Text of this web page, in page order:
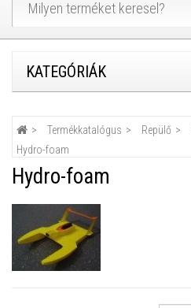
KATEGÓRIÁK
Termékkatalógus Repülő
Hydro-foam
Hydro-foam